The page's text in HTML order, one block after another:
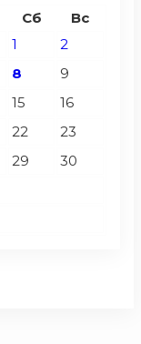
Сб Вс
1
2
8
9
15
16
22
23
29
30